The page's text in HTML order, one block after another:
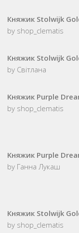
Княжик Stolwijk
by shop_clematis
Княжик Stolwijk
by Світлана
Kняжик Purple
by shop_clematis
Kняжик Purple
by Ганна Лукаш
Княжик Stolwijk
by shop_clematis